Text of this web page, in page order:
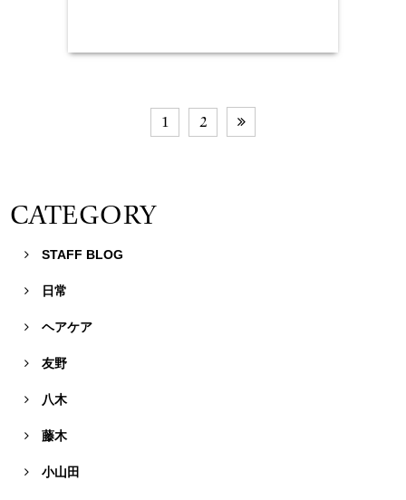
1 2 
CATEGORY
 STAFF BLOG
 日常
 ヘアケア
 友野
 八木
 藤木
 小山田